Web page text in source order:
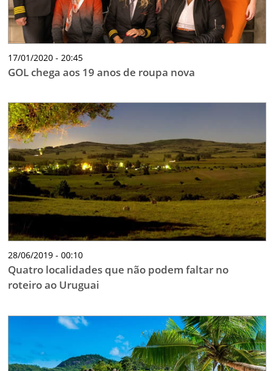
17/01/2020 - 20:45
GOL chega aos 19 anos de roupa nova
28/06/2019 - 00:10
Quatro localidades que não podem faltar no
roteiro ao Uruguai